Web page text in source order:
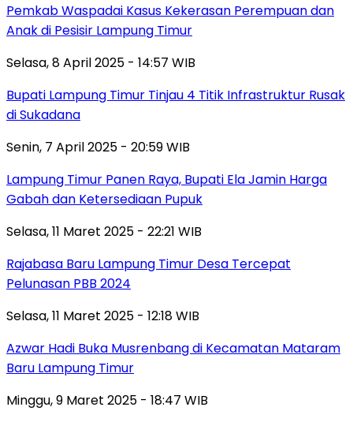
Pemkab Waspadai Kasus Kekerasan Perempuan dan
Anak di Pesisir Lampung Timur
Selasa, 8 April 2025 - 14:57 WIB
Bupati Lampung Timur Tinjau 4 Titik Infrastruktur Rusak
di Sukadana
Senin, 7 April 2025 - 20:59 WIB
Lampung Timur Panen Raya, Bupati Ela Jamin Harga
Gabah dan Ketersediaan Pupuk
Selasa, 11 Maret 2025 - 22:21 WIB
Rajabasa Baru Lampung Timur Desa Tercepat
Pelunasan PBB 2024
Selasa, 11 Maret 2025 - 12:18 WIB
Azwar Hadi Buka Musrenbang di Kecamatan Mataram
Baru Lampung Timur
Minggu, 9 Maret 2025 - 18:47 WIB